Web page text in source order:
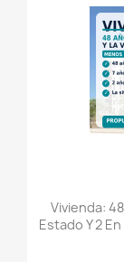
Vivienda:
Estado Y 2